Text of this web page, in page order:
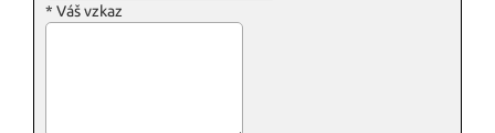
* Váš vzkaz